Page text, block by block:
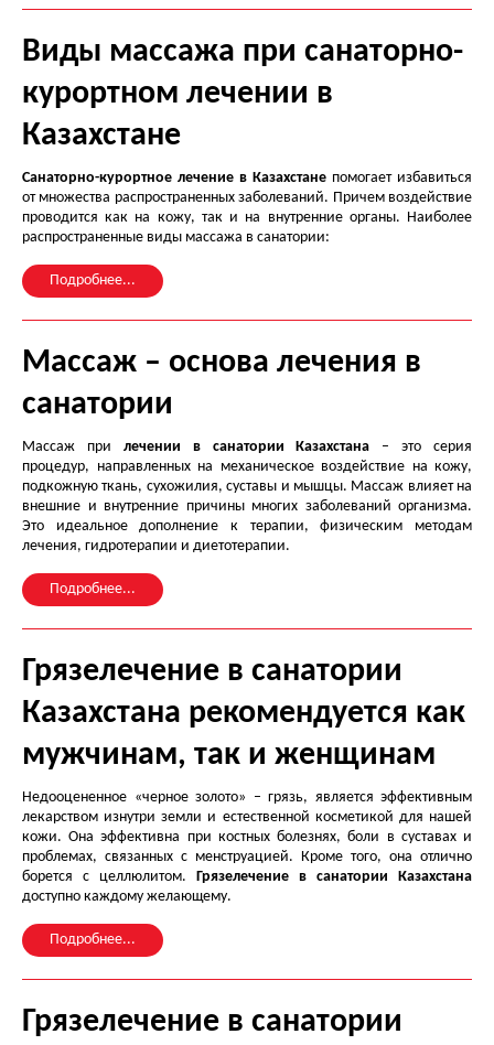
Виды массажа при санаторно-
курортном лечении в
Казахстане
Санаторно-курортное лечение в Казахстане помогает избавиться
от множества распространенных заболеваний. Причем воздействие
проводится как на кожу, так и на внутренние органы. Наиболее
распространенные виды массажа в санатории:
Подробнее...
Массаж – основа лечения в
санатории
Массаж при лечении в санатории Казахстана – это серия
процедур, направленных на механическое воздействие на кожу,
подкожную ткань, сухожилия, суставы и мышцы. Массаж влияет на
внешние и внутренние причины многих заболеваний организма.
Это идеальное дополнение к терапии, физическим методам
лечения, гидротерапии и диетотерапии.
Подробнее...
Грязелечение в санатории
Казахстана рекомендуется как
мужчинам, так и женщинам
Недооцененное «черное золото» – грязь, является эффективным
лекарством изнутри земли и естественной косметикой для нашей
кожи. Она эффективна при костных болезнях, боли в суставах и
проблемах, связанных с менструацией. Кроме того, она отлично
борется с целлюлитом.
Грязелечение в санатории Казахстана
доступно каждому желающему.
Подробнее...
Грязелечение в санатории